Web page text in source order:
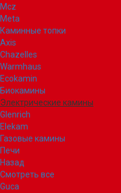
Mcz
Meta
Каминные топки
Axis
Chazelles
Warmhaus
Ecokamin
Биокамины
Электрические камины
Glenrich
Elekam
Газовые камины
Печи
Назад
Смотреть все
Guca